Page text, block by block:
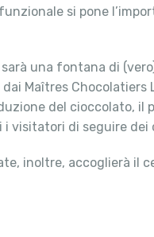
si pone
una fontana di
Maîtres
del cioccolato, il
visitatori di seguire dei
inoltre, accoglierà il